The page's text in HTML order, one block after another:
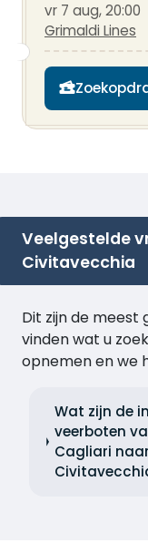
vr 7 aug, 20:00
Grimaldi Lines
Veelgestelde
Civitavecchia
Dit zijn de meest
vinden wat u
opnemen en we
Wat zijn de
veerboten
Cagliari